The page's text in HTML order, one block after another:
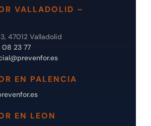
VALLADOLID –
47012 Valladolid
08 23 77
EN PALENCIA
EN LEON